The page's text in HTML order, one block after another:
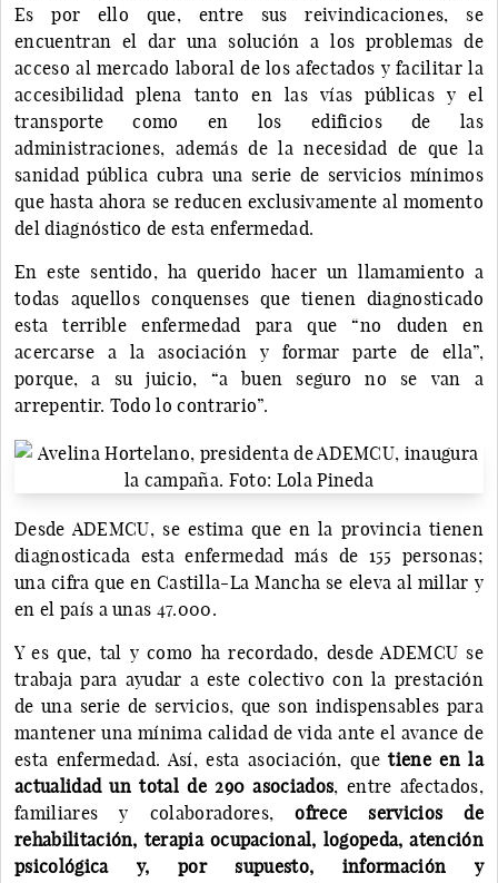
Es por ello que, entre sus reivindicaciones, se
encuentran el dar una solución a los problemas de
acceso al mercado laboral de los afectados y facilitar la
accesibilidad plena tanto en las vías públicas y el
transporte como en los edificios de las
administraciones, además de la necesidad de que la
sanidad pública cubra una serie de servicios mínimos
que hasta ahora se reducen exclusivamente al momento
del diagnóstico de esta enfermedad.
En este sentido, ha querido hacer un llamamiento a
todas aquellos conquenses que tienen diagnosticado
esta terrible enfermedad para que “no duden en
acercarse a la asociación y formar parte de ella”,
porque, a su juicio, “a buen seguro no se van a
arrepentir. Todo lo contrario”.
Desde ADEMCU, se estima que en la provincia tienen
diagnosticada esta enfermedad más de 155 personas;
una cifra que en Castilla-La Mancha se eleva al millar y
en el país a unas 47.000.
Y es que, tal y como ha recordado, desde ADEMCU se
trabaja para ayudar a este colectivo con la prestación
de una serie de servicios, que son indispensables para
mantener una mínima calidad de vida ante el avance de
esta enfermedad. Así, esta asociación, quetiene en la
actualidad un total de 290 asociados, entre afectados,
familiares y colaboradores,ofrece servicios de
rehabilitación, terapia ocupacional, logopeda, atención
psicológica y, por supuesto, información y